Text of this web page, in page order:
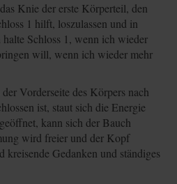
Knie der erste Körperteil, den
1 hilft, loszulassen und in
Schloss 1, wenn ich wieder
will, wenn ich wieder mehr
Vorderseite des Körpers nach
ist, staut sich die Energie
kann sich der Bauch
wird freier und der Kopf
kreisende Gedanken und ständiges